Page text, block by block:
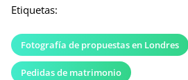
Etiquetas:
Fotografía de propuestas en Londres
Pedidas de matrimonio